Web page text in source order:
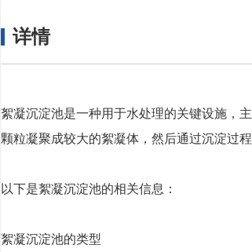
详情
絮凝沉淀池是一种用于水处理的关键设施，
颗粒凝聚成较大的絮凝体，然后通过沉淀过程
以下是絮凝沉淀池的相关信息：
絮凝沉淀池的类型